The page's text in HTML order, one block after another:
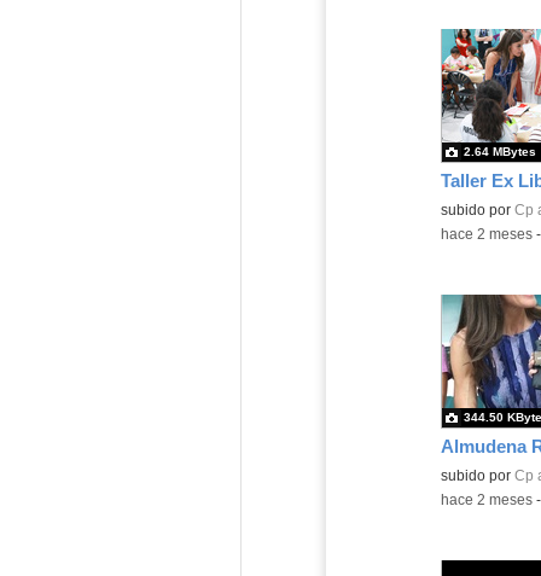
Taller Ex
Contenido
subido por Cp
2.64 MBytes
-hace 2 meses-
Almudena
Contenido
subido por Cp
344.50
-hace 2 meses-